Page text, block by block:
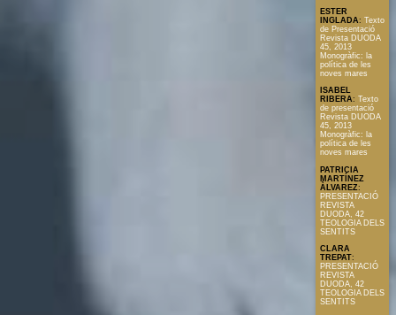
ESTER
INGLADA: Texto
de Presentació
Revista DUODA
45, 2013
Monogràfic: la
política de les
noves mares
ISABEL
RIBERA: Texto
de presentació
Revista DUODA
45, 2013
Monogràfic: la
política de les
noves mares
PATRICIA
MARTÍNEZ
ÀLVAREZ:
PRESENTACIÓ
REVISTA
DUODA, 42
TEOLOGIA DELS
SENTITS
CLARA
TREPAT:
PRESENTACIÓ
REVISTA
DUODA, 42
TEOLOGIA DELS
SENTITS